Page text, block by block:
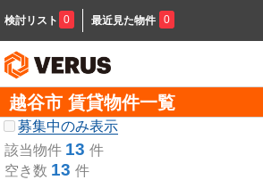
検討リスト 0 最近見た物件 0
越谷市 賃貸物件一覧
募集中のみ表示
該当物件 13 件
空き数 13 件